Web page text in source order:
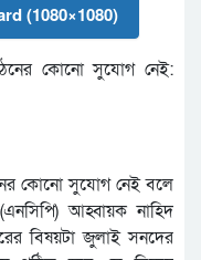
(1080×1080)
কোনো সুযোগ নেই:
কোনো সুযোগ নেই বলে
আহ্বায়ক নাহিদ
বিষয়টা জুলাই সনদের